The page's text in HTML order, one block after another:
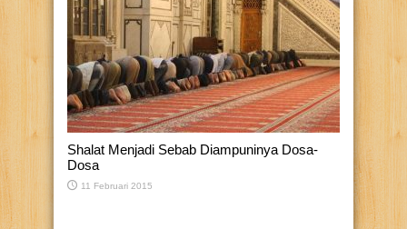
Shalat Menjadi Sebab Diampuninya Dosa-
Dosa
11 Februari 2015